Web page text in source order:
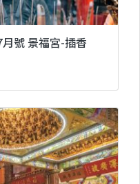
號 景福宮-插香